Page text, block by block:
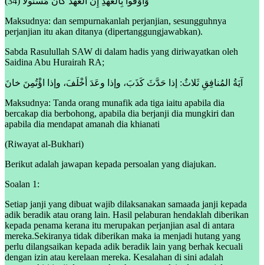
Maksudnya: dan sempurnakanlah perjanjian, sesungguhnya
perjanjian itu akan ditanya (dipertanggungjawabkan).
Sabda Rasulullah SAW di dalam hadis yang diriwayatkan oleh
Saidina Abu Hurairah RA;
آيَةُ المُنافِقِ ثَلاثٌ: إذا حَدَّثَ كَذَبَ، وإذا وعَدَ أخْلَفَ، وإذا اؤْتُمِنَ خانَ
Maksudnya: Tanda orang munafik ada tiga iaitu apabila dia
bercakap dia berbohong, apabila dia berjanji dia mungkiri dan
apabila dia mendapat amanah dia khianati
(Riwayat al-Bukhari)
Berikut adalah jawapan kepada persoalan yang diajukan.
Soalan 1:
Setiap janji yang dibuat wajib dilaksanakan samaada janji kepada
adik beradik atau orang lain. Hasil pelaburan hendaklah diberikan
kepada penama kerana itu merupakan perjanjian asal di antara
mereka.Sekiranya tidak diberikan maka ia menjadi hutang yang
perlu dilangsaikan kepada adik beradik lain yang berhak kecuali
dengan izin atau kerelaan mereka. Kesalahan di sini adalah